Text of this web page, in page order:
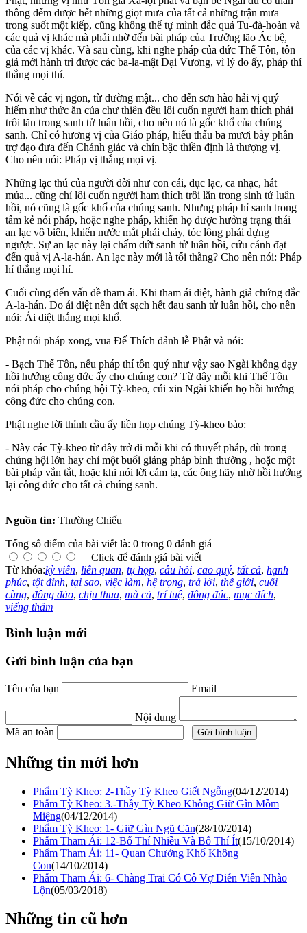
thông đếm được hết những giọt mưa của tất cả những trận mưa
trong suốt một kiếp, cũng không thể tự mình đắc quả Tu-đà-hoàn và
các quả vị khác mà phải nhờ đến bài pháp của Trưởng lão Ác bệ,
của các vị khác. Và sau cùng, khi nghe pháp của đức Thế Tôn, tôn
giả mới hành trì được các ba-la-mật Ðại Vương, vì lý do ấy, pháp thí
thắng mọi thí.
Nói về các vị ngon, từ đường mật... cho đến sơn hào hải vị quý
hiếm như thức ăn của chư thiên đều lôi cuốn người ham thích phải
trôi lăn trong sanh tử luân hồi, cho nên nó là gốc khổ của chúng
sanh. Chỉ có hương vị của Giáo pháp, hiểu thấu ba mươi bảy phần
trợ đạo đưa đến Chánh giác và chín bậc thiền định là thượng vị.
Cho nên nói: Pháp vị thắng mọi vị.
Những lạc thú của người đời như con cái, dục lạc, ca nhạc, hát
múa... cũng chỉ lôi cuốn người ham thích trôi lăn trong sinh tử luân
hồi, nó cũng là gốc khổ của chúng sanh. Nhưng pháp hỉ sanh trong
tâm kẻ nói pháp, hoặc nghe pháp, khiến họ được hưởng trạng thái
an lạc vô biên, khiến nước mắt phải chảy, tóc lông phải dựng
ngược. Sự an lạc này lại chấm dứt sanh tử luân hồi, cứu cánh đạt
đến quả vị A-la-hán. An lạc này mới là tối thắng? Cho nên nói: Pháp
hỉ thắng mọi hỉ.
Cuối cùng đến vấn đề tham ái. Khi tham ái diệt, hành giả chứng đắc
A-la-hán. Do ái diệt nên dứt sạch hết đau sanh tử luân hồi, cho nên
nói: Ái diệt thắng mọi khổ.
Phật nói pháp xong, vua Ðế Thích đảnh lễ Phật và nói:
- Bạch Thế Tôn, nếu pháp thí tôn quý như vậy sao Ngài không dạy
hồi hướng công đức ấy cho chúng con? Từ đây mỗi khi Thế Tôn
nói pháp cho chúng hội Tỳ-kheo, cúi xin Ngài khiến họ hồi hướng
công đức cho chúng con.
Phật nghe lời thỉnh cầu ấy liền họp chúng Tỳ-kheo bảo:
- Này các Tỳ-kheo từ đây trở đi mỗi khi có thuyết pháp, dù trong
chúng hội lớn hay chỉ một buổi giảng pháp bình thường , hoặc một
bài pháp vắn tắt, hoặc khi nói lời cảm tạ, các ông hãy nhờ hồi hướng
lại công đức cho tất cả chúng sanh.
Nguồn tin: Thường Chiếu
Tổng số điểm của bài viết là: 0 trong 0 đánh giá
Click để đánh giá bài viết
Từ khóa:kỳ viên, liên quan, tụ họp, câu hỏi, cao quý, tất cả, hạnh
phúc, tột đỉnh, tại sao, việc làm, hệ trọng, trả lời, thế giới, cuối
cùng, đông đảo, chịu thua, mà cả, trí tuệ, đông đúc, mục đích,
viếng thăm
Bình luận mới
Gửi bình luận của bạn
Tên của bạn Email
Nội dung
Mã an toàn
Những tin mới hơn
Phẩm Tỳ Kheo: 2-Thầy Tỳ Kheo Giết Ngỗng(04/12/2014)
Phẩm Tỳ Kheo: 3.-Thầy Tỳ Kheo Không Giữ Gìn Mồm
Miệng(04/12/2014)
Phẩm Tỳ Kheo: 1- Giữ Gìn Ngũ Căn(28/10/2014)
Phẩm Tham Ái: 12-Bố Thí Nhiều Và Bố Thí Ít(15/10/2014)
Phẩm Tham Ái: 11- Quan Chưởng Khố Không
Con(14/10/2014)
Phẩm Tham Ái: 6- Chàng Trai Có Cô Vợ Diễn Viên Nhào
Lộn(05/03/2018)
Những tin cũ hơn